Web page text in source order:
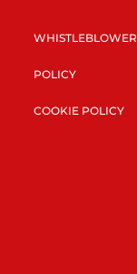
WHISTLEBLOWER
POLICY
COOKIE POLICY